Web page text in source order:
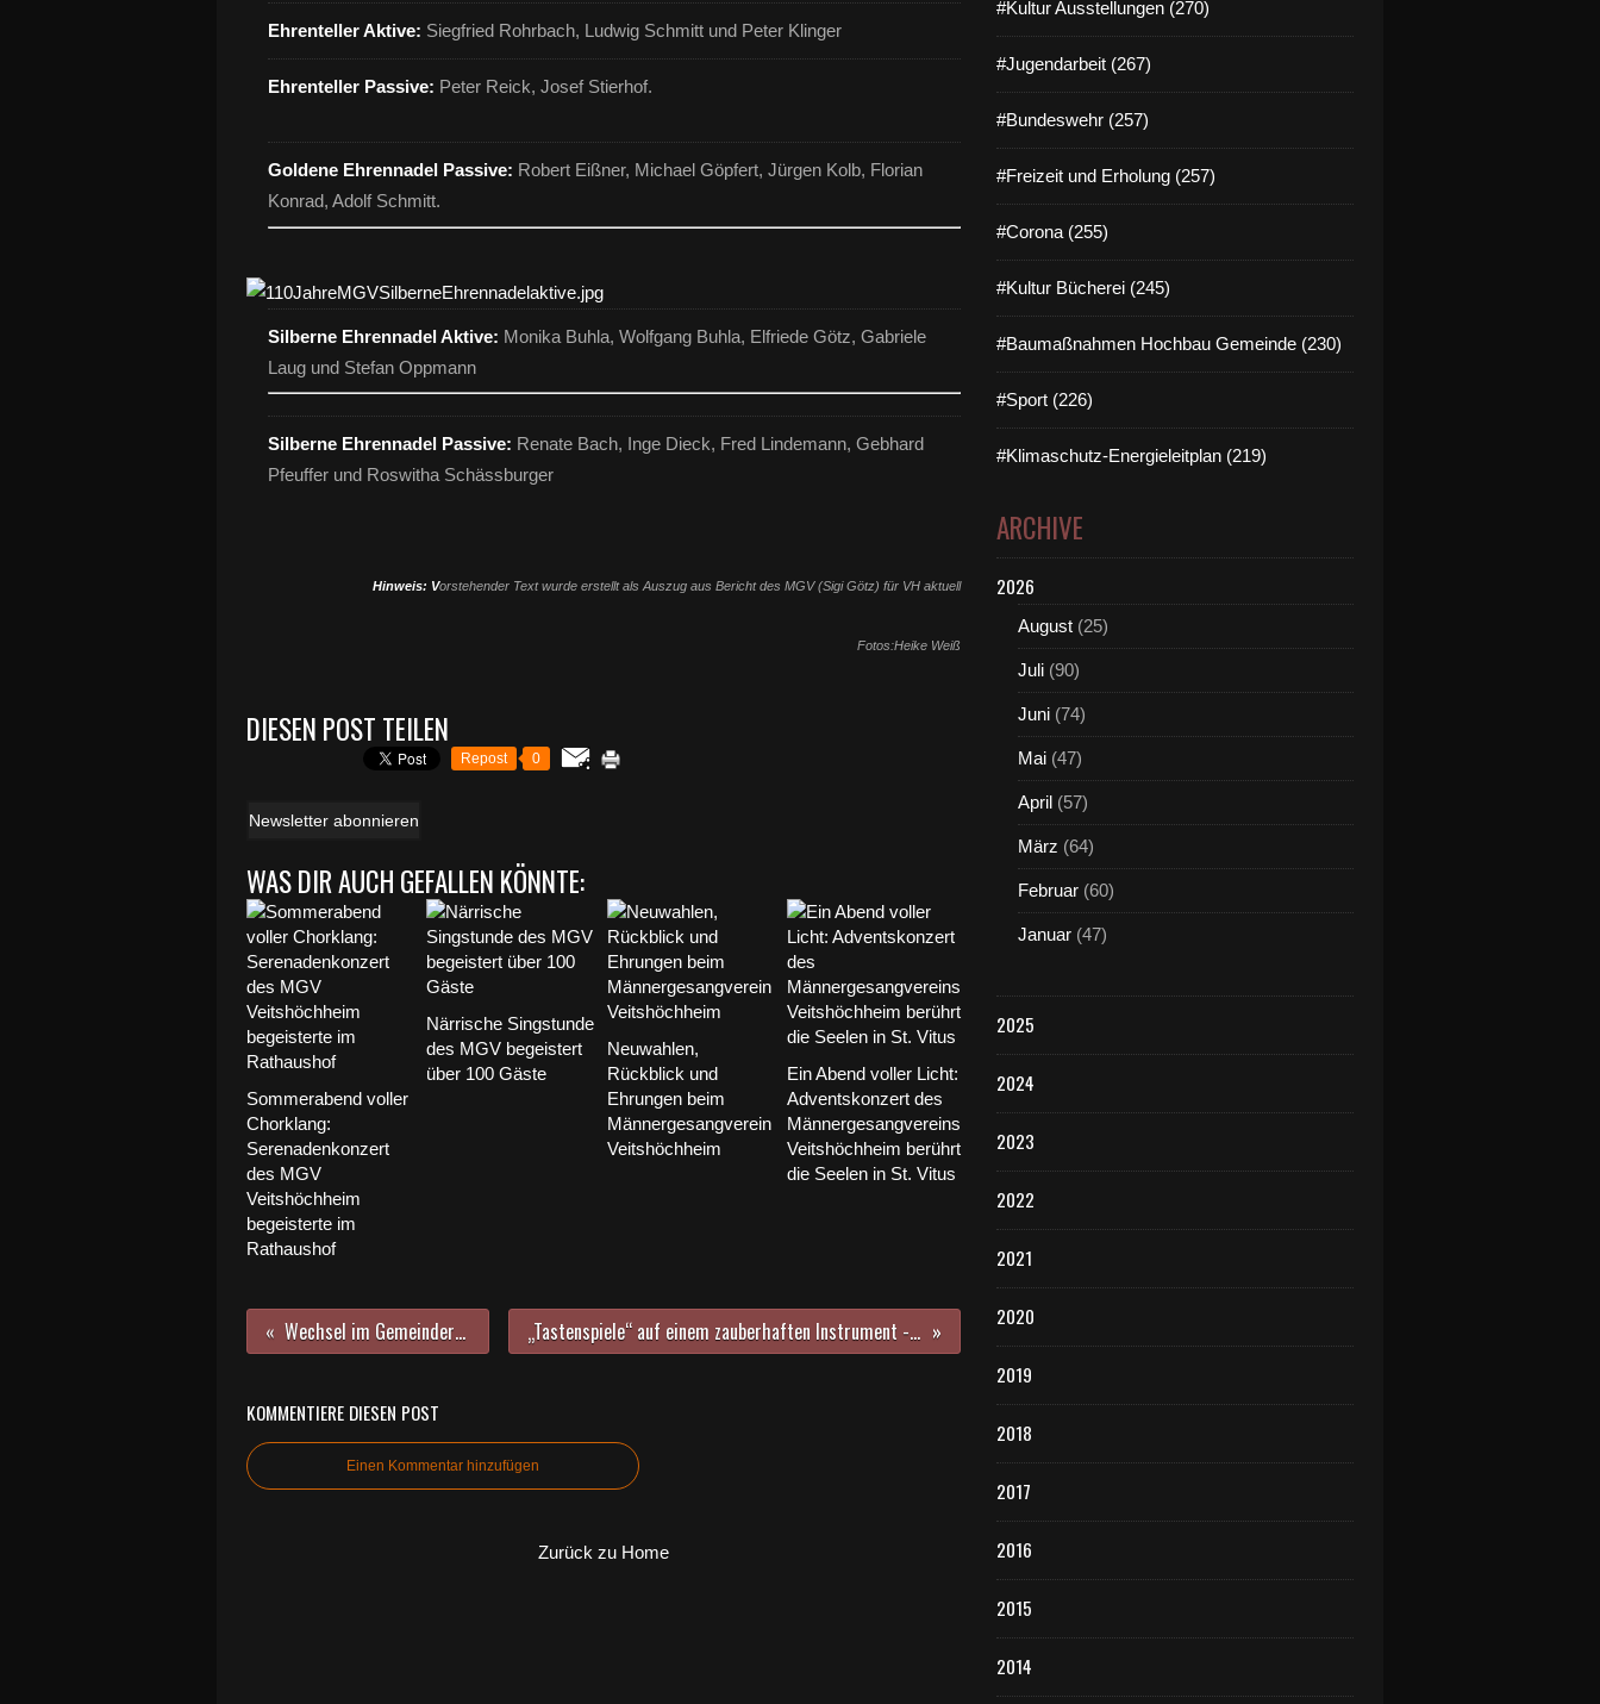
Ehrenteller Aktive: Siegfried Rohrbach, Ludwig Schmitt und Peter Klinger
Ehrenteller Passive: Peter Reick, Josef Stierhof.
Goldene Ehrennadel Passive: Robert Eißner, Michael Göpfert, Jürgen Kolb, Florian
Konrad, Adolf Schmitt.
Silberne Ehrennadel Aktive: Monika Buhla, Wolfgang Buhla, Elfriede Götz, Gabriele
Laug und Stefan Oppmann
Silberne Ehrennadel Passive: Renate Bach, Inge Dieck, Fred Lindemann, Gebhard
Pfeuffer und Roswitha Schässburger
Hinweis: Vorstehender Text wurde erstellt als Auszug aus Bericht des MGV (Sigi Götz) für VH aktuell
Fotos:Heike Weiß
DIESEN POST TEILEN
Repost 0
Newsletter abonnieren
WAS DIR AUCH GEFALLEN KÖNNTE:
Sommerabend voller
Chorklang:
Serenadenkonzert
des MGV
Veitshöchheim
begeisterte im
Rathaushof
Närrische Singstunde
des MGV begeistert
über 100 Gäste
Neuwahlen,
Rückblick und
Ehrungen beim
Männergesangverein
Veitshöchheim
Ein Abend voller Licht:
Adventskonzert des
Männergesangvereins
Veitshöchheim berührt
die Seelen in St. Vitus
Wechsel im Gemeinderat: Gertraud Azar löst Ilse Feser ab „Tastenspiele“ auf einem zauberhaften Instrument - Sing- und Musikschule Veitshöchheim erhielt professionellen Flügel
KOMMENTIERE DIESEN POST
Einen Kommentar hinzufügen
Zurück zu Home
#Kultur Ausstellungen (270)
#Jugendarbeit (267)
#Bundeswehr (257)
#Freizeit und Erholung (257)
#Corona (255)
#Kultur Bücherei (245)
#Baumaßnahmen Hochbau Gemeinde (230)
#Sport (226)
#Klimaschutz-Energieleitplan (219)
ARCHIVE
2026
August (25)
Juli (90)
Juni (74)
Mai (47)
April (57)
März (64)
Februar (60)
Januar (47)
2025
2024
2023
2022
2021
2020
2019
2018
2017
2016
2015
2014